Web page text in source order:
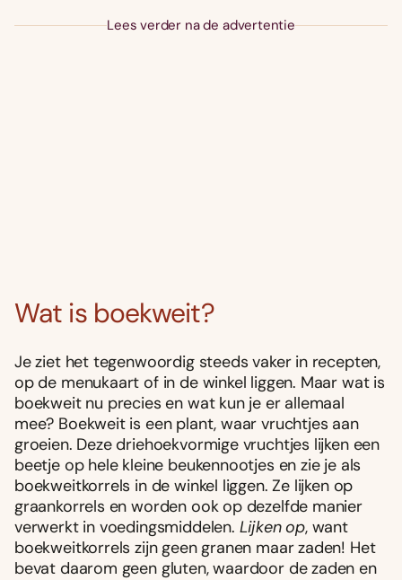
Lees verder na de advertentie
Wat is boekweit?
Je ziet het tegenwoordig steeds vaker in recepten,
op de menukaart of in de winkel liggen. Maar wat is
boekweit nu precies en wat kun je er allemaal
mee? Boekweit is een plant, waar vruchtjes aan
groeien. Deze driehoekvormige vruchtjes lijken een
beetje op hele kleine beukennootjes en zie je als
boekweitkorrels in de winkel liggen. Ze lijken op
graankorrels en worden ook op dezelfde manier
verwerkt in voedingsmiddelen. Lijken op, want
boekweitkorrels zijn geen granen maar zaden! Het
bevat daarom geen gluten, waardoor de zaden en